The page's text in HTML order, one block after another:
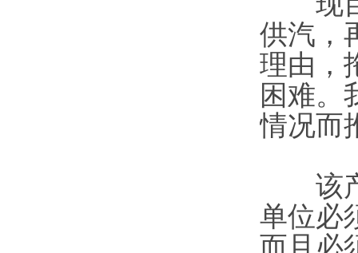
供汽，
理由，
困难。
情况而
该产
单位必
而且必